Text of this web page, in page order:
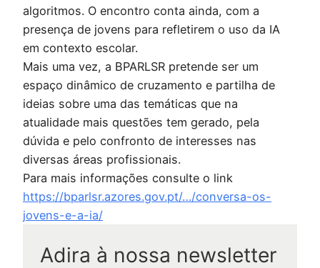
algoritmos. O encontro conta ainda, com a
presença de jovens para refletirem o uso da IA
em contexto escolar.
Mais uma vez, a BPARLSR pretende ser um
espaço dinâmico de cruzamento e partilha de
ideias sobre uma das temáticas que na
atualidade mais questões tem gerado, pela
dúvida e pelo confronto de interesses nas
diversas áreas profissionais.
Para mais informações consulte o link
https://bparlsr.azores.gov.pt/…/conversa-os-
jovens-e-a-ia/
Adira à nossa newsletter